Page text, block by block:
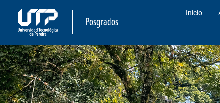
Posgrados
Inicio